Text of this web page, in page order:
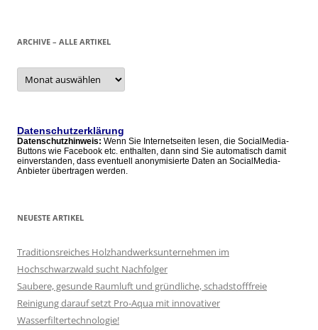
ARCHIVE – ALLE ARTIKEL
Archive
alle
Datenschutzerklärung
Datenschutzhinweis: Wenn Sie Internetseiten lesen, die SocialMedia-
Buttons wie Facebook etc. enthalten, dann sind Sie automatisch damit
einverstanden, dass eventuell anonymisierte Daten an SocialMedia-
Anbieter übertragen werden.
NEUESTE ARTIKEL
Traditionsreiches Holzhandwerksunternehmen im
Hochschwarzwald sucht Nachfolger
Saubere, gesunde Raumluft und gründliche, schadstofffreie
Reinigung darauf setzt Pro-Aqua mit innovativer
Wasserfiltertechnologie!